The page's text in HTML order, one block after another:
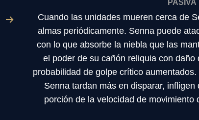
PASIVA
Cuando las unidades mueren cerca de
almas periódicamente. Senna puede
con lo que absorbe la niebla que las
el poder de su cañón reliquia con
probabilidad de golpe crítico
Senna tardan más en disparar,
porción de la velocidad de movimiento